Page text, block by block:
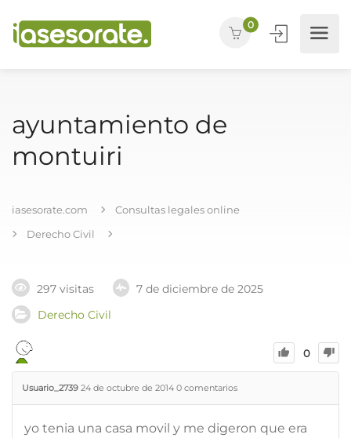
0
ayuntamiento de
montuiri
iasesorate.com
Consultas legales online
Derecho Civil
297 visitas
7 de diciembre de 2025
Derecho Civil
0
Usuario_2739 24 de octubre de 2014 0 comentarios
yo tenia una casa movil y me digeron que era